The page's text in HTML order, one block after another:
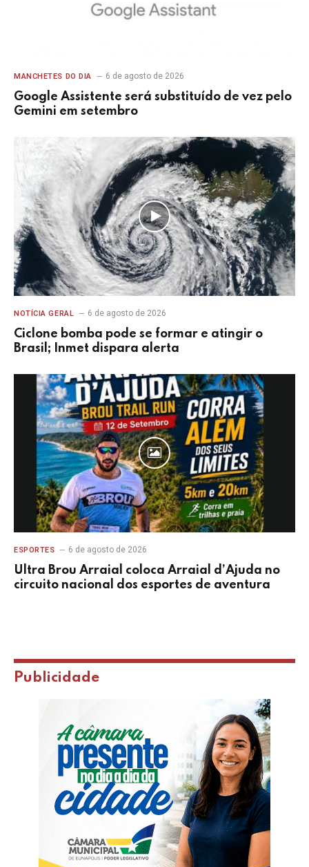
MANCHETES DO DIA 6 de agosto de 2026
Google Assistente será substituído de vez pelo
Gemini em setembro
NOTÍCIA GERAL 6 de agosto de 2026
Ciclone bomba pode se formar e atingir o
Brasil; Inmet dispara alerta
ESPORTES 6 de agosto de 2026
Ultra Brou Arraial coloca Arraial d’Ajuda no
circuito nacional dos esportes de aventura
Publicidade